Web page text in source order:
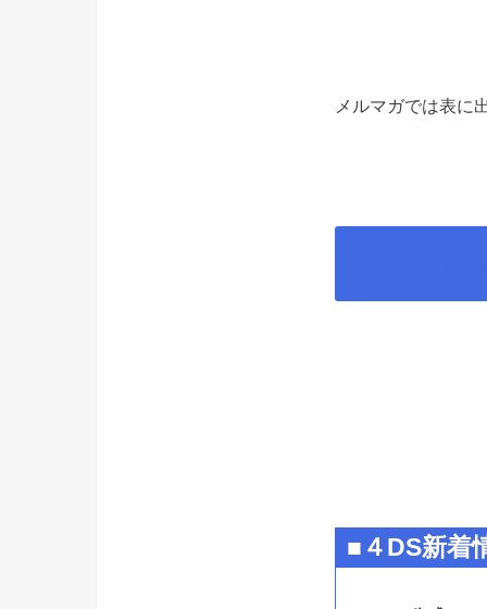
メルマガでは表に
■４DS新着